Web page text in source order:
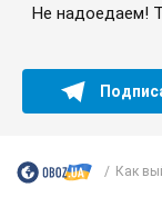
Не надоедаем!
Как